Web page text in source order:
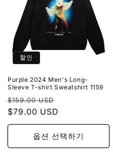
할인
Purple 2024 Men's Long-
Sleeve T-shirt Sweatshirt 1159
정
가
$159.00 USD
가
$79.00 USD
옵션 선택하기